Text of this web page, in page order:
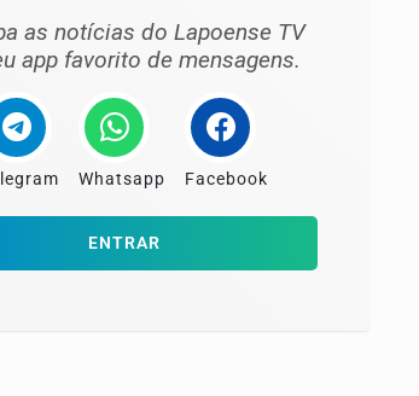
as notícias do Lapoense TV
app favorito de mensagens.
Whatsapp Facebook
ENTRAR